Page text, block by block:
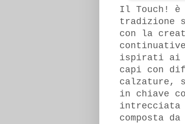
Il Touch! è
tradizione
con la
ispirati ai
capi con
calzature,
in chiave
intrecciata
composta